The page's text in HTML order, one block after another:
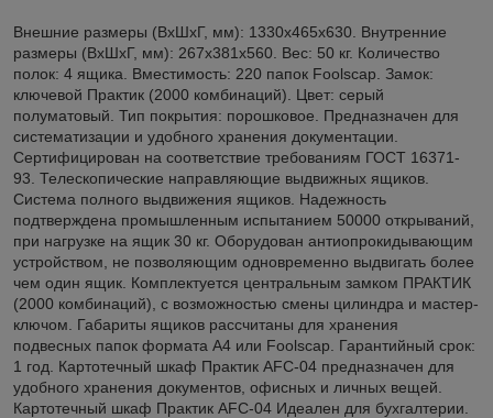
Внешние размеры (ВхШхГ, мм): 1330x465x630. Внутренние
размеры (ВхШхГ, мм): 267х381х560. Вес: 50 кг. Количество
полок: 4 ящика. Вместимость: 220 папок Foolscap. Замок:
ключевой Практик (2000 комбинаций). Цвет: серый
полуматовый. Тип покрытия: порошковое. Предназначен для
систематизации и удобного хранения документации.
Сертифицирован на соответствие требованиям ГОСТ 16371-
93. Телескопические направляющие выдвижных ящиков.
Система полного выдвижения ящиков. Надежность
подтверждена промышленным испытанием 50000 открываний,
при нагрузке на ящик 30 кг. Оборудован антиопрокидывающим
устройством, не позволяющим одновременно выдвигать более
чем один ящик. Комплектуется центральным замком ПРАКТИК
(2000 комбинаций), с возможностью смены цилиндра и мастер-
ключом. Габариты ящиков рассчитаны для хранения
подвесных папок формата А4 или Foolscap. Гарантийный срок:
1 год. Картотечный шкаф Практик AFC-04 предназначен для
удобного хранения документов, офисных и личных вещей.
Картотечный шкаф Практик AFC-04 Идеален для бухгалтерии.